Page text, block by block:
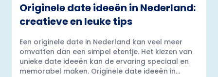
Originele date ideeën in Nederland:
creatieve en leuke tips
Een originele date in Nederland kan veel meer
omvatten dan een simpel etentje. Het kiezen van
unieke date ideeën kan de ervaring speciaal en
memorabel maken. Originele date ideeën in...